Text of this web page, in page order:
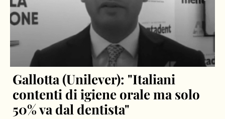
Gallotta (Unilever): "Italiani
contenti di igiene orale ma solo
50% va dal dentista"